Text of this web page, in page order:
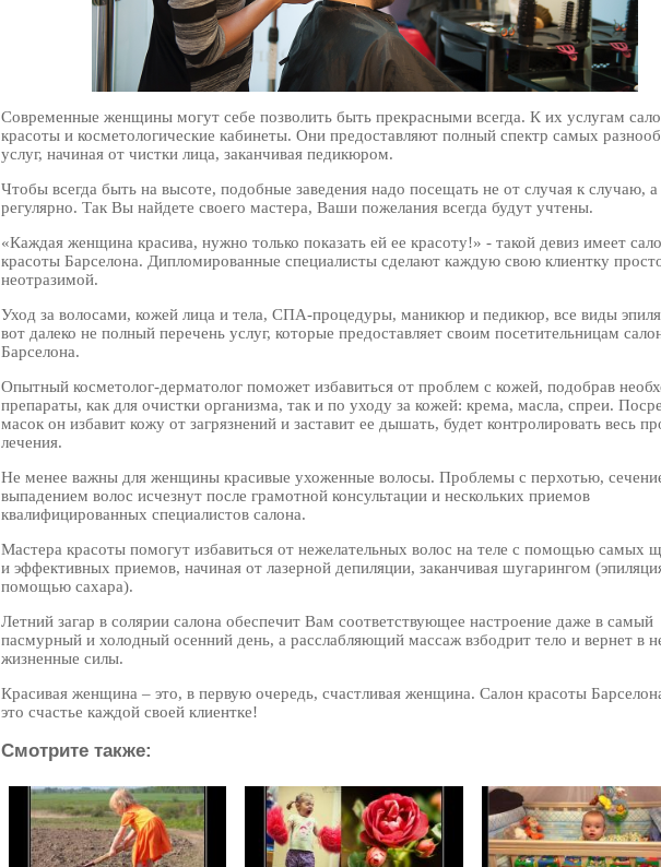
Современные женщины могут себе позволить быть прекрасными всегда. К их услугам
красоты и косметологические кабинеты. Они предоставляют полный спектр самых
услуг, начиная от чистки лица, заканчивая педикюром.
Чтобы всегда быть на высоте, подобные заведения надо посещать не от случая к случаю, а
регулярно. Так Вы найдете своего мастера, Ваши пожелания всегда будут учтены.
«Каждая женщина красива, нужно только показать ей ее красоту!» - такой девиз имеет
красоты Барселона. Дипломированные специалисты сделают каждую свою клиентку
неотразимой.
Уход за волосами, кожей лица и тела, СПА-процедуры, маникюр и педикюр, все виды
вот далеко не полный перечень услуг, которые предоставляет своим посетительницам
Барселона.
Опытный косметолог-дерматолог поможет избавиться от проблем с кожей, подобрав
препараты, как для очистки организма, так и по уходу за кожей: крема, масла, спреи.
масок он избавит кожу от загрязнений и заставит ее дышать, будет контролировать весь
лечения.
Не менее важны для женщины красивые ухоженные волосы. Проблемы с перхотью,
выпадением волос исчезнут после грамотной консультации и нескольких приемов
квалифицированных специалистов салона.
Мастера красоты помогут избавиться от нежелательных волос на теле с помощью самых
и эффективных приемов, начиная от лазерной депиляции, заканчивая шугарингом
помощью сахара).
Летний загар в солярии салона обеспечит Вам соответствующее настроение даже в самый
пасмурный и холодный осенний день, а расслабляющий массаж взбодрит тело и вернет в
жизненные силы.
Красивая женщина – это, в первую очередь, счастливая женщина. Салон красоты
это счастье каждой своей клиентке!
Смотрите также: